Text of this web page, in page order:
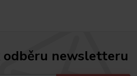
odběru newsletteru